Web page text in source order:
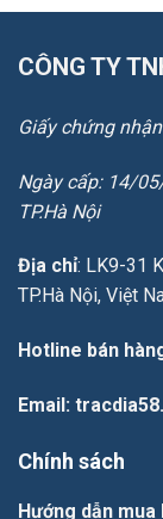
CÔNG TY
Giấy chứng
Ngày cấp: 14/
TP.Hà Nội
Địa chỉ: LK9-31
TP.Hà Nội, Việt
Hotline bán
Email:
Chính sách
Hướng dẫn mua